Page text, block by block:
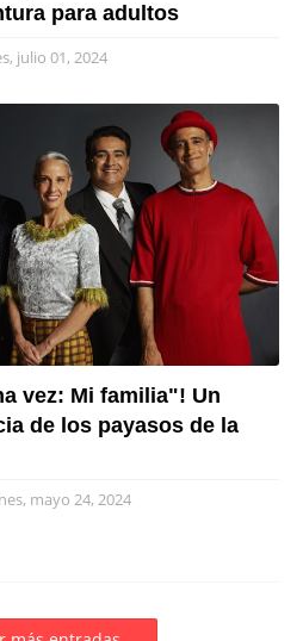
para adultos
julio 01, 2024
vez: Mi familia"! Un
de los payasos de la
mayo 24, 2024